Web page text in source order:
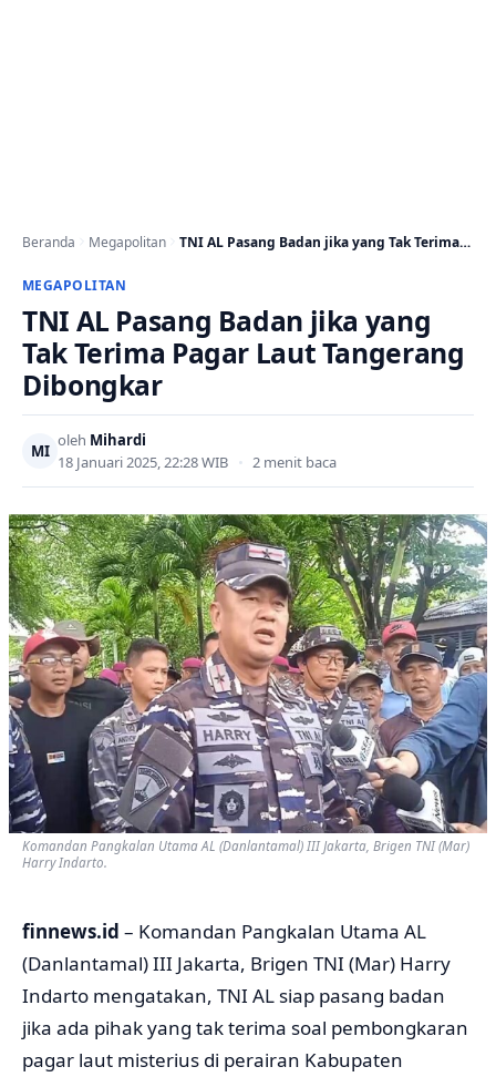
Beranda Megapolitan TNI AL Pasang Badan jika yang Tak Terima…
MEGAPOLITAN
TNI AL Pasang Badan jika yang
Tak Terima Pagar Laut Tangerang
Dibongkar
MI
oleh Mihardi
18 Januari 2025, 22:28 WIB • 2 menit baca
Komandan Pangkalan Utama AL (Danlantamal) III Jakarta, Brigen TNI (Mar)
Harry Indarto.
finnews.id – Komandan Pangkalan Utama AL
(Danlantamal) III Jakarta, Brigen TNI (Mar) Harry
Indarto mengatakan, TNI AL siap pasang badan
jika ada pihak yang tak terima soal pembongkaran
pagar laut misterius di perairan Kabupaten